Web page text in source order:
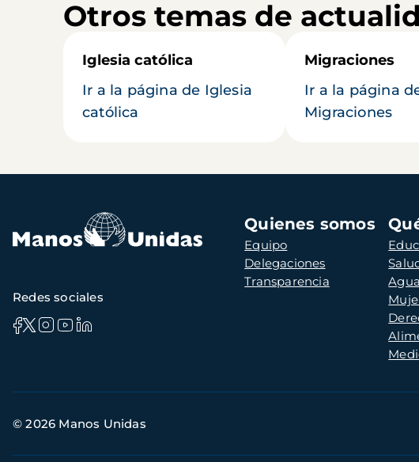
Otros temas de
Iglesia católica
Ir a la página de Iglesia
católica
Migraciones
Ir a la página
Migraciones
Navegación
principal
Quienes somos
Equipo
Delegaciones
Transparencia
Redes sociales
de
© 2026 Manos Unidas